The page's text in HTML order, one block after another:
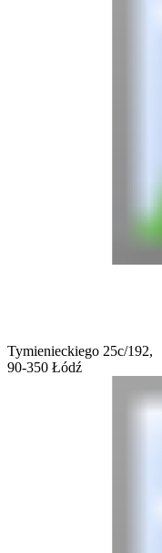
Tymienieckiego 25c/192,
90-350 Łódź